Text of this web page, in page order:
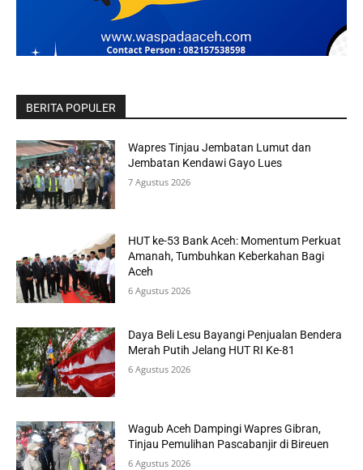
BERITA POPULER
Wapres Tinjau Jembatan Lumut dan
Jembatan Kendawi Gayo Lues
7 Agustus 2026
HUT ke-53 Bank Aceh: Momentum Perkuat
Amanah, Tumbuhkan Keberkahan Bagi
Aceh
6 Agustus 2026
Daya Beli Lesu Bayangi Penjualan Bendera
Merah Putih Jelang HUT RI Ke-81
6 Agustus 2026
Wagub Aceh Dampingi Wapres Gibran,
Tinjau Pemulihan Pascabanjir di Bireuen
6 Agustus 2026